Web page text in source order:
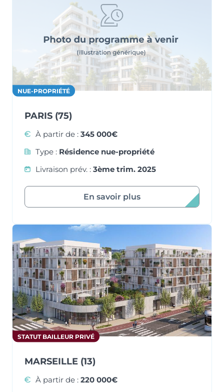
NUE-PROPRIÉTÉ
PARIS (75)
À partir de : 345 000€
Type : Résidence nue-propriété
Livraison prév. : 3ème trim. 2025
En savoir plus
STATUT BAILLEUR PRIVÉ
MARSEILLE (13)
À partir de : 220 000€